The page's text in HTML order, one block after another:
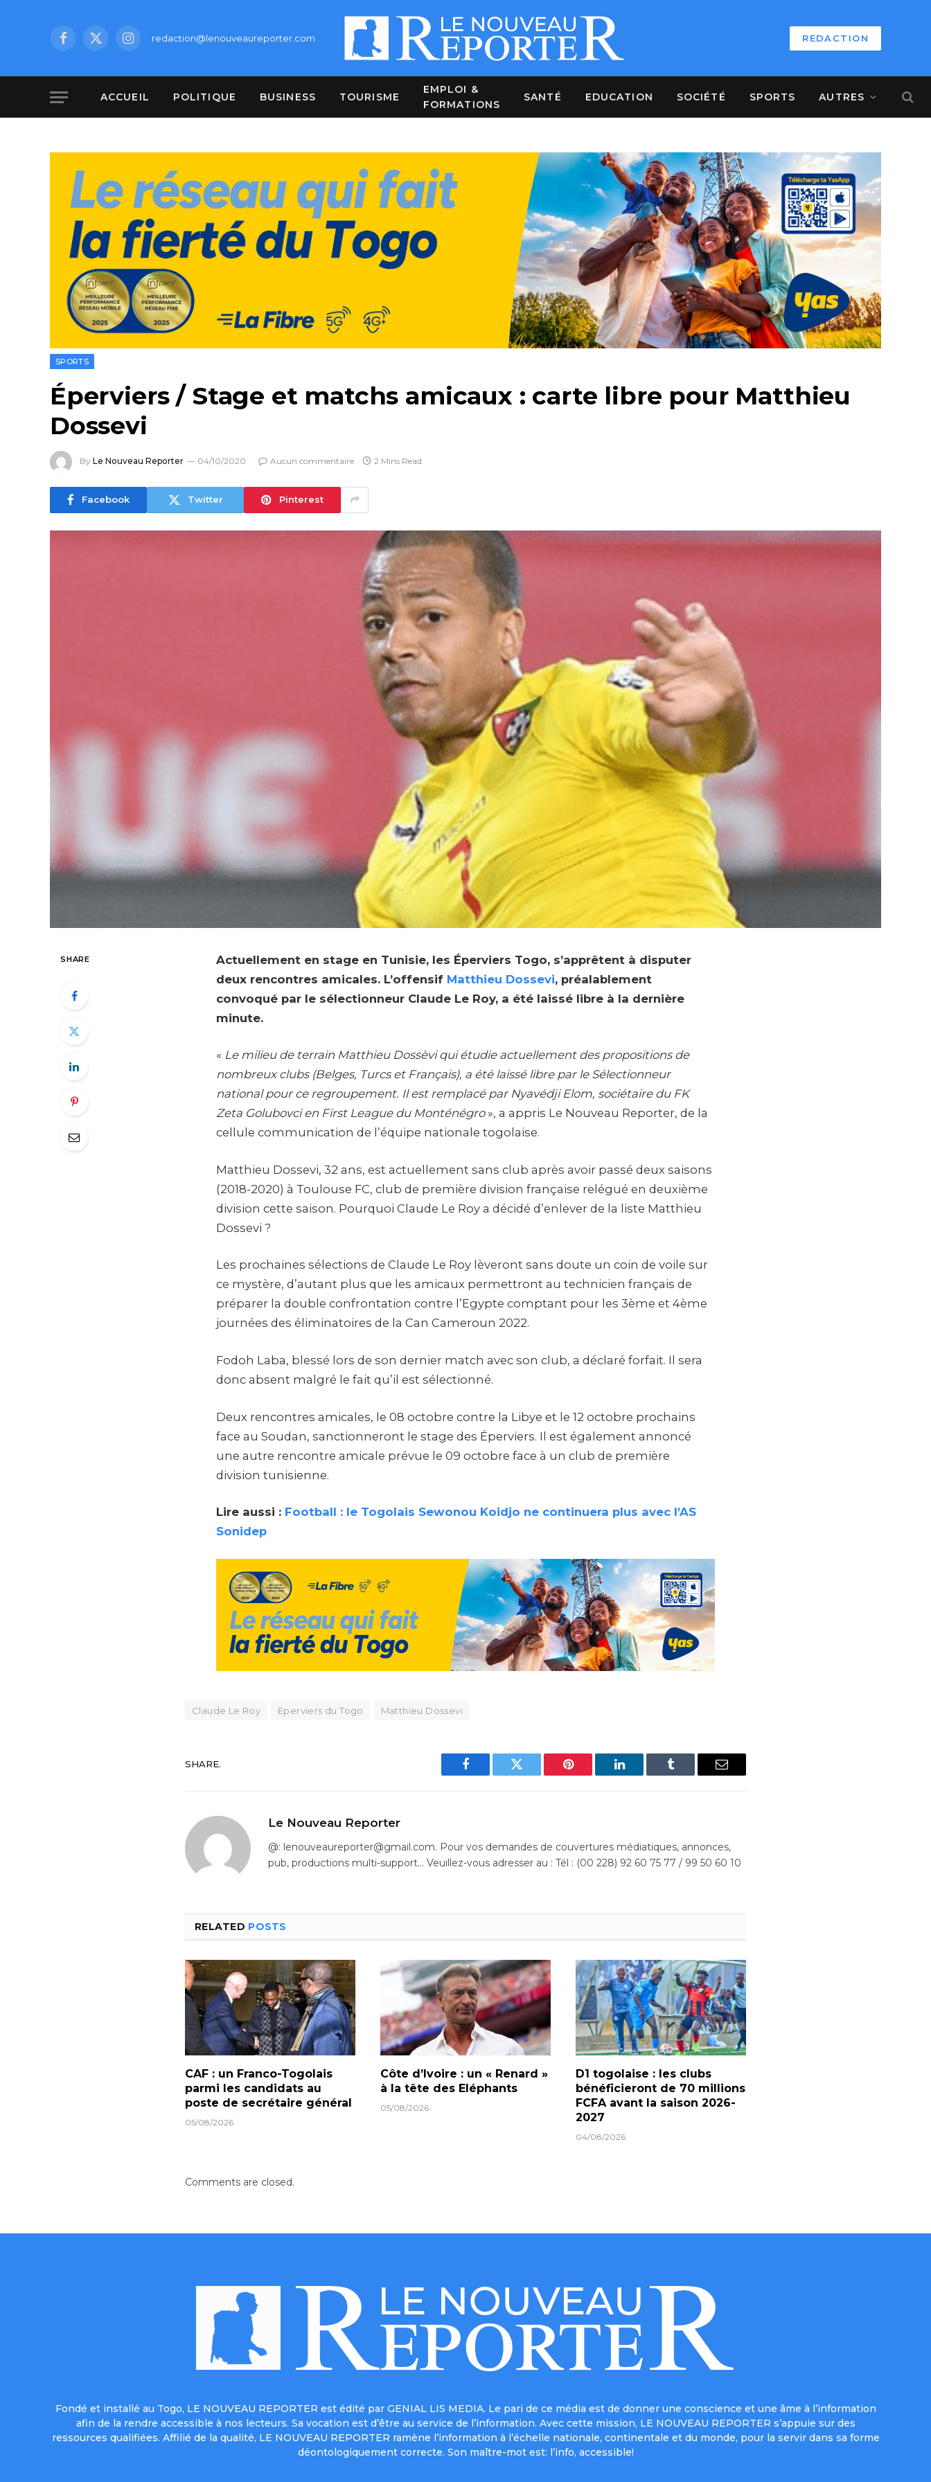
Facebook
X
Instagramredaction@lenouveaureporter.com REDACTION
ACCUEIL POLITIQUE BUSINESS TOURISME
EMPLOI &
FORMATIONS
SANTÉ EDUCATION SOCIÉTÉ SPORTS AUTRES
SPORTS
Éperviers / Stage et matchs amicaux : carte libre pour Matthieu
Dossevi
By Le Nouveau Reporter 04/10/2020 Aucun commentaire 2 Mins Read
Facebook Twitter Pinterest
SHARE
Actuellement en stage en Tunisie, les Éperviers Togo, s’apprêtent à disputer
deux rencontres amicales. L’offensif Matthieu Dossevi, préalablement
convoqué par le sélectionneur Claude Le Roy, a été laissé libre à la dernière
minute.
« Le milieu de terrain Matthieu Dossèvi qui étudie actuellement des propositions de
nombreux clubs (Belges, Turcs et Français), a été laissé libre par le Sélectionneur
national pour ce regroupement. Il est remplacé par Nyavédji Elom, sociétaire du FK
Zeta Golubovci en First League du Monténégro», a appris Le Nouveau Reporter, de la
cellule communication de l’équipe nationale togolaise.
Matthieu Dossevi, 32 ans, est actuellement sans club après avoir passé deux saisons
(2018-2020) à Toulouse FC, club de première division française relégué en deuxième
division cette saison. Pourquoi Claude Le Roy a décidé d’enlever de la liste Matthieu
Dossevi ?
Les prochaines sélections de Claude Le Roy lèveront sans doute un coin de voile sur
ce mystère, d’autant plus que les amicaux permettront au technicien français de
préparer la double confrontation contre l’Egypte comptant pour les 3ème et 4ème
journées des éliminatoires de la Can Cameroun 2022.
Fodoh Laba, blessé lors de son dernier match avec son club, a déclaré forfait. Il sera
donc absent malgré le fait qu’il est sélectionné.
Deux rencontres amicales, le 08 octobre contre la Libye et le 12 octobre prochains
face au Soudan, sanctionneront le stage des Éperviers. Il est également annoncé
une autre rencontre amicale prévue le 09 octobre face à un club de première
division tunisienne.
Lire aussi : Football : le Togolais Sewonou Koidjo ne continuera plus avec l’AS
Sonidep
Claude Le Roy Eperviers du Togo Matthieu Dossevi
SHARE.
Facebook Twitter Pinterest LinkedIn Tumblr Email
Le Nouveau Reporter
@: lenouveaureporter@gmail.com. Pour vos demandes de couvertures médiatiques, annonces,
pub, productions multi-support… Veuillez-vous adresser au : Tél : (00 228) 92 60 75 77 / 99 50 60 10
RELATED POSTS
CAF : un Franco-Togolais
parmi les candidats au
poste de secrétaire général
05/08/2026
Côte d’Ivoire : un « Renard »
à la tête des Eléphants
05/08/2026
D1 togolaise : les clubs
bénéficieront de 70 millions
FCFA avant la saison 2026-
2027
04/08/2026
Comments are closed.
Fondé et installé au Togo, LE NOUVEAU REPORTER est édité par GENIAL LIS MEDIA. Le pari de ce média est de donner une conscience et une âme à l’information
afin de la rendre accessible à nos lecteurs. Sa vocation est d’être au service de l’information. Avec cette mission, LE NOUVEAU REPORTER s’appuie sur des
ressources qualifiées. Affilié de la qualité, LE NOUVEAU REPORTER ramène l’information à l’échelle nationale, continentale et du monde, pour la servir dans sa forme
déontologiquement correcte. Son maître-mot est: l’info, accessible!